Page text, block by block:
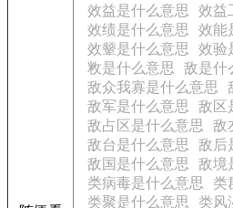
效益是什么意思
效益
效绩是什么意思
效能
效颦是什么意思
效验
敉是什么意思
敌是什
敌众我寡是什么意思
敌军是什么意思
敌区
敌占区是什么意思
敌
敌台是什么意思
敌后
敌国是什么意思
敌境
类病毒是什么意思
类
类聚是什么意思
类风